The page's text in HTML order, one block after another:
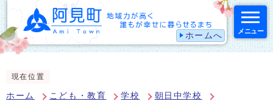
ホームへ メニュー
現在位置
ホーム こども・教育 学校 朝日中学校